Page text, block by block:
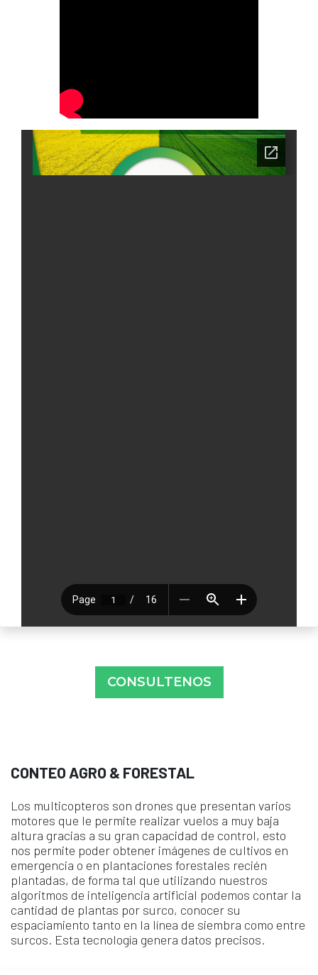
CONSULTENOS
CONTEO AGRO & FORESTAL
Los multicopteros son drones que presentan varios
motores que le permite realizar vuelos a muy baja
altura gracias a su gran capacidad de control, esto
nos permite poder obtener imágenes de cultivos en
emergencia o en plantaciones forestales recién
plantadas, de forma tal que utilizando nuestros
algoritmos de inteligencia artificial podemos contar la
cantidad de plantas por surco, conocer su
espaciamiento tanto en la línea de siembra como entre
surcos. Esta tecnología genera datos precisos.